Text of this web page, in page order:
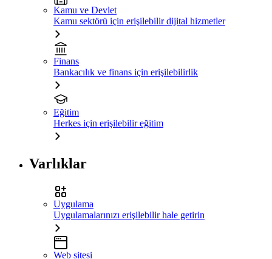
Kamu ve Devlet
Kamu sektörü için erişilebilir dijital hizmetler
Finans
Bankacılık ve finans için erişilebilirlik
Eğitim
Herkes için erişilebilir eğitim
Varlıklar
Uygulama
Uygulamalarınızı erişilebilir hale getirin
Web sitesi